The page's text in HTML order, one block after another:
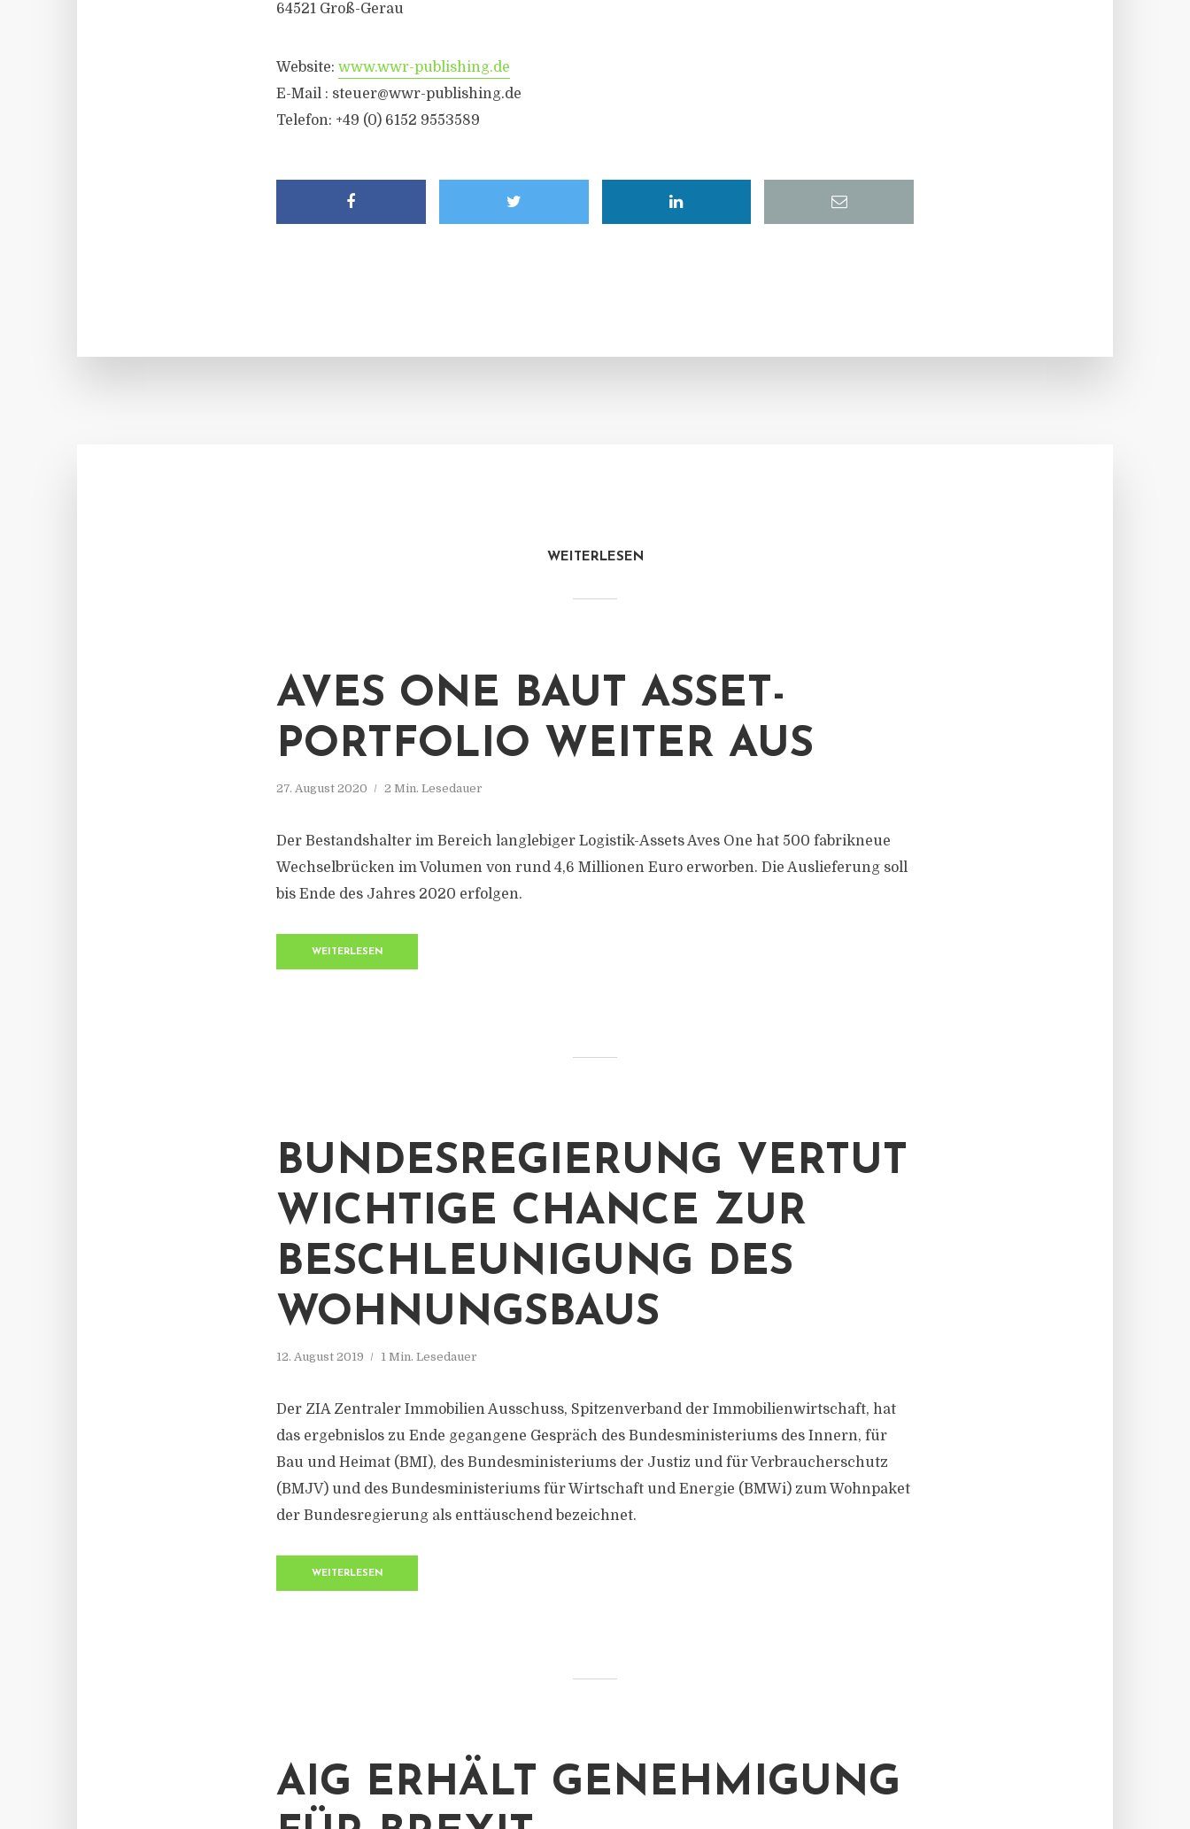
64521 Groß-Gerau
Website: www.wwr-publishing.de
E-Mail : steuer@wwr-publishing.de
Telefon: +49 (0) 6152 9553589
WEITERLESEN
AVES ONE BAUT ASSET-
PORTFOLIO WEITER AUS
27. August 2020 2 Min. Lesedauer
Der Bestandshalter im Bereich langlebiger Logistik-Assets Aves One hat 500 fabrikneue
Wechselbrücken im Volumen von rund 4,6 Millionen Euro erworben. Die Auslieferung soll
bis Ende des Jahres 2020 erfolgen.
WEITERLESEN
BUNDESREGIERUNG VERTUT
WICHTIGE CHANCE ZUR
BESCHLEUNIGUNG DES
WOHNUNGSBAUS
12. August 2019 1 Min. Lesedauer
Der ZIA Zentraler Immobilien Ausschuss, Spitzenverband der Immobilienwirtschaft, hat
das ergebnislos zu Ende gegangene Gespräch des Bundesministeriums des Innern, für
Bau und Heimat (BMI), des Bundesministeriums der Justiz und für Verbraucherschutz
(BMJV) und des Bundesministeriums für Wirtschaft und Energie (BMWi) zum Wohnpaket
der Bundesregierung als enttäuschend bezeichnet.
WEITERLESEN
AIG ERHÄLT GENEHMIGUNG